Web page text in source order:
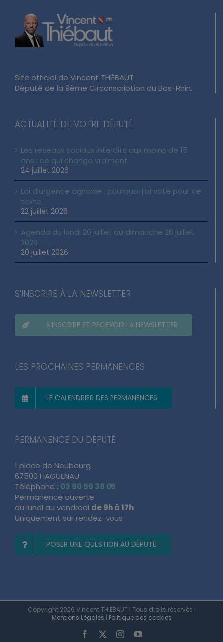
Site officiel de Vincent THIÉBAUT
Député de la 9ème Circonscription du Bas-Rhin.
ACTUALITÉ DE VOTRE DÉPUTÉ
Les réseaux sociaux interdits aux moins de 15
ans : ce qui change vraiment
24 juillet 2026
Loi d’urgence agricole : pourquoi j’ai voté pour ce
texte
22 juillet 2026
Agenda du lundi 20 juillet au dimanche 26 juillet
2026
20 juillet 2026
S’INSCRIRE À LA NEWSLETTER
S’INSCRIRE ET RECEVOIR LA NEWSLETTER
LES PROCHAINES PERMANENCES
LE CALENDRIER DES PERMANENCES
PERMANENCE DU DÉPUTÉ
1 place de Neubourg
67500 HAGUENAU
Téléphone : 03 90 59 38 05
Permanence ouverte
du lundi au vendredi de 9h à 17h
Uniquement sur rendez-vous
POSER UNE QUESTION AU DÉPUTÉ
Copyright 2026 Vincent THIÉBAUT | Tous droits réservés |
Mentions Légales | Politique des cookies
Facebook InstagramYouTube